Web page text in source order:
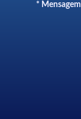
* Mensagem